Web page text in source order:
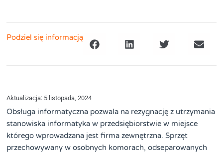
Podziel się informacją
Aktualizacja: 5 listopada, 2024
Obsługa informatyczna pozwala na rezygnację z utrzymania
stanowiska informatyka w przedsiębiorstwie w miejsce
którego wprowadzana jest firma zewnętrzna. Sprzęt
przechowywany w osobnych komorach, odseparowanych